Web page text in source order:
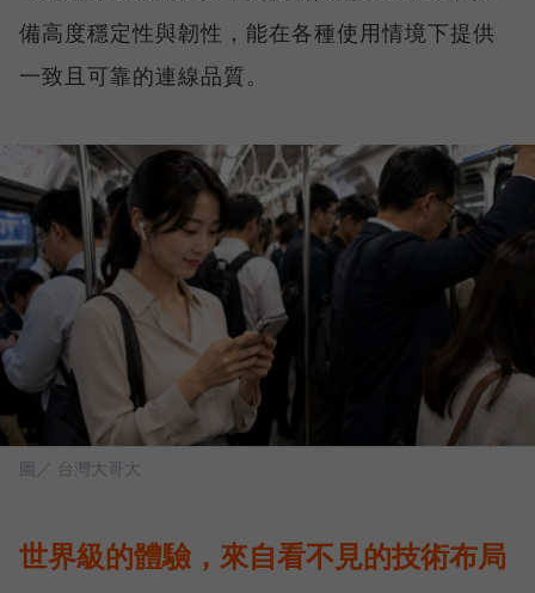
備高度穩定性與韌性，能在各種使用情境下提供
一致且可靠的連線品質。
圖／ 台灣大哥大
世界級的體驗，來自看不見的技術布局